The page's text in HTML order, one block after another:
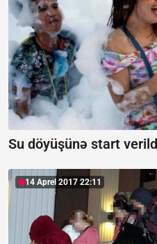
Su döyüşünə start
14 Aprel 2017 22:11